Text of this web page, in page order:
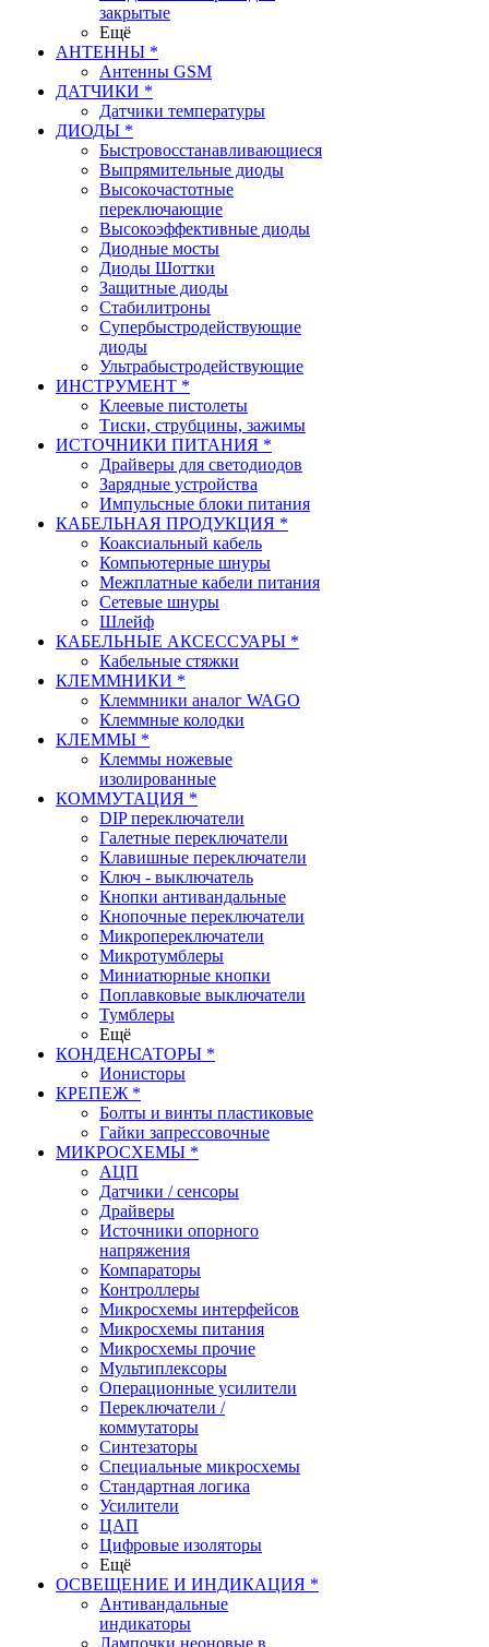
закрытые
Ещё
АНТЕННЫ *
Антенны GSM
ДАТЧИКИ *
Датчики температуры
ДИОДЫ *
Быстровосстанавливающиеся
Выпрямительные диоды
Высокочастотные
переключающие
Высокоэффективные диоды
Диодные мосты
Диоды Шоттки
Защитные диоды
Стабилитроны
Супербыстродействующие
диоды
Ультрабыстродействующие
ИНСТРУМЕНТ *
Клеевые пистолеты
Тиски, струбцины, зажимы
ИСТОЧНИКИ ПИТАНИЯ *
Драйверы для светодиодов
Зарядные устройства
Импульсные блоки питания
КАБЕЛЬНАЯ ПРОДУКЦИЯ *
Коаксиальный кабель
Компьютерные шнуры
Межплатные кабели питания
Сетевые шнуры
Шлейф
КАБЕЛЬНЫЕ АКСЕССУАРЫ *
Кабельные стяжки
КЛЕММНИКИ *
Клеммники аналог WAGO
Клеммные колодки
КЛЕММЫ *
Клеммы ножевые
изолированные
КОММУТАЦИЯ *
DIP переключатели
Галетные переключатели
Клавишные переключатели
Ключ - выключатель
Кнопки антивандальные
Кнопочные переключатели
Микропереключатели
Микротумблеры
Миниатюрные кнопки
Поплавковые выключатели
Тумблеры
Ещё
КОНДЕНСАТОРЫ *
Ионисторы
КРЕПЕЖ *
Болты и винты пластиковые
Гайки запрессовочные
МИКРОСХЕМЫ *
АЦП
Датчики / сенсоры
Драйверы
Источники опорного
напряжения
Компараторы
Контроллеры
Микросхемы интерфейсов
Микросхемы питания
Микросхемы прочие
Мультиплексоры
Операционные усилители
Переключатели /
коммутаторы
Синтезаторы
Специальные микросхемы
Стандартная логика
Усилители
ЦАП
Цифровые изоляторы
Ещё
ОСВЕЩЕНИЕ И ИНДИКАЦИЯ *
Антивандальные
индикаторы
Лампочки неоновые в